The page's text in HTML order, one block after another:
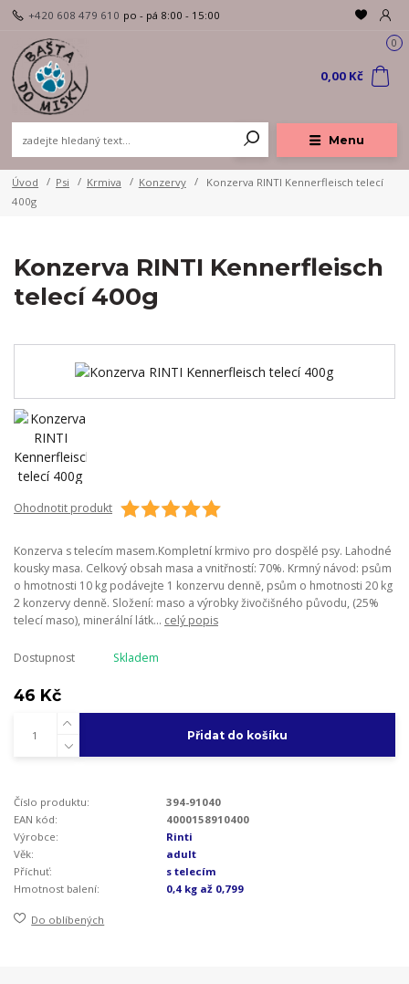
Menu
+420 608 479 610 po - pá 8:00 - 15:00
0
0,00 Kč
Úvod Psi Krmiva Konzervy
Konzerva RINTI Kennerfleisch telecí
400g
Konzerva RINTI Kennerfleisch
telecí 400g
Ohodnotit produkt
Konzerva s telecím masem.Kompletní krmivo pro dospělé psy. Lahodné
kousky masa. Celkový obsah masa a vnitřností: 70%. Krmný návod: psům
o hmotnosti 10 kg podávejte 1 konzervu denně, psům o hmotnosti 20 kg
2 konzervy denně. Složení: maso a výrobky živočišného původu, (25%
telecí maso), minerální látk... celý popis
Dostupnost Skladem
46 Kč
Přidat do košíku
Číslo produktu:
394-91040
EAN kód:
4000158910400
Výrobce:
Rinti
Věk:
adult
Příchuť:
s telecím
Hmotnost balení:
0,4 kg až 0,799
Do oblíbených